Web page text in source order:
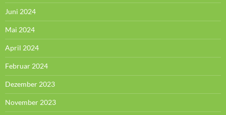
Juni 2024
Mai 2024
April 2024
Februar 2024
Dezember 2023
November 2023